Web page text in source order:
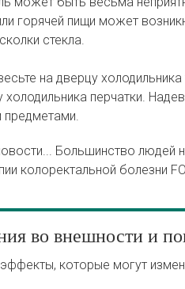
горячей пищи может
стекла.
на дверцу
холодильника перчатки.
предметами.
Большинство людей
колоректальной болезни
во внешности и
которые могут